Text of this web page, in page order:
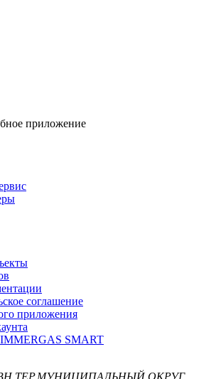
приложение
соглашение
приложения
SMART
ВН.ТЕР.МУНИЦИПАЛЬНЫЙ ОКРУГ